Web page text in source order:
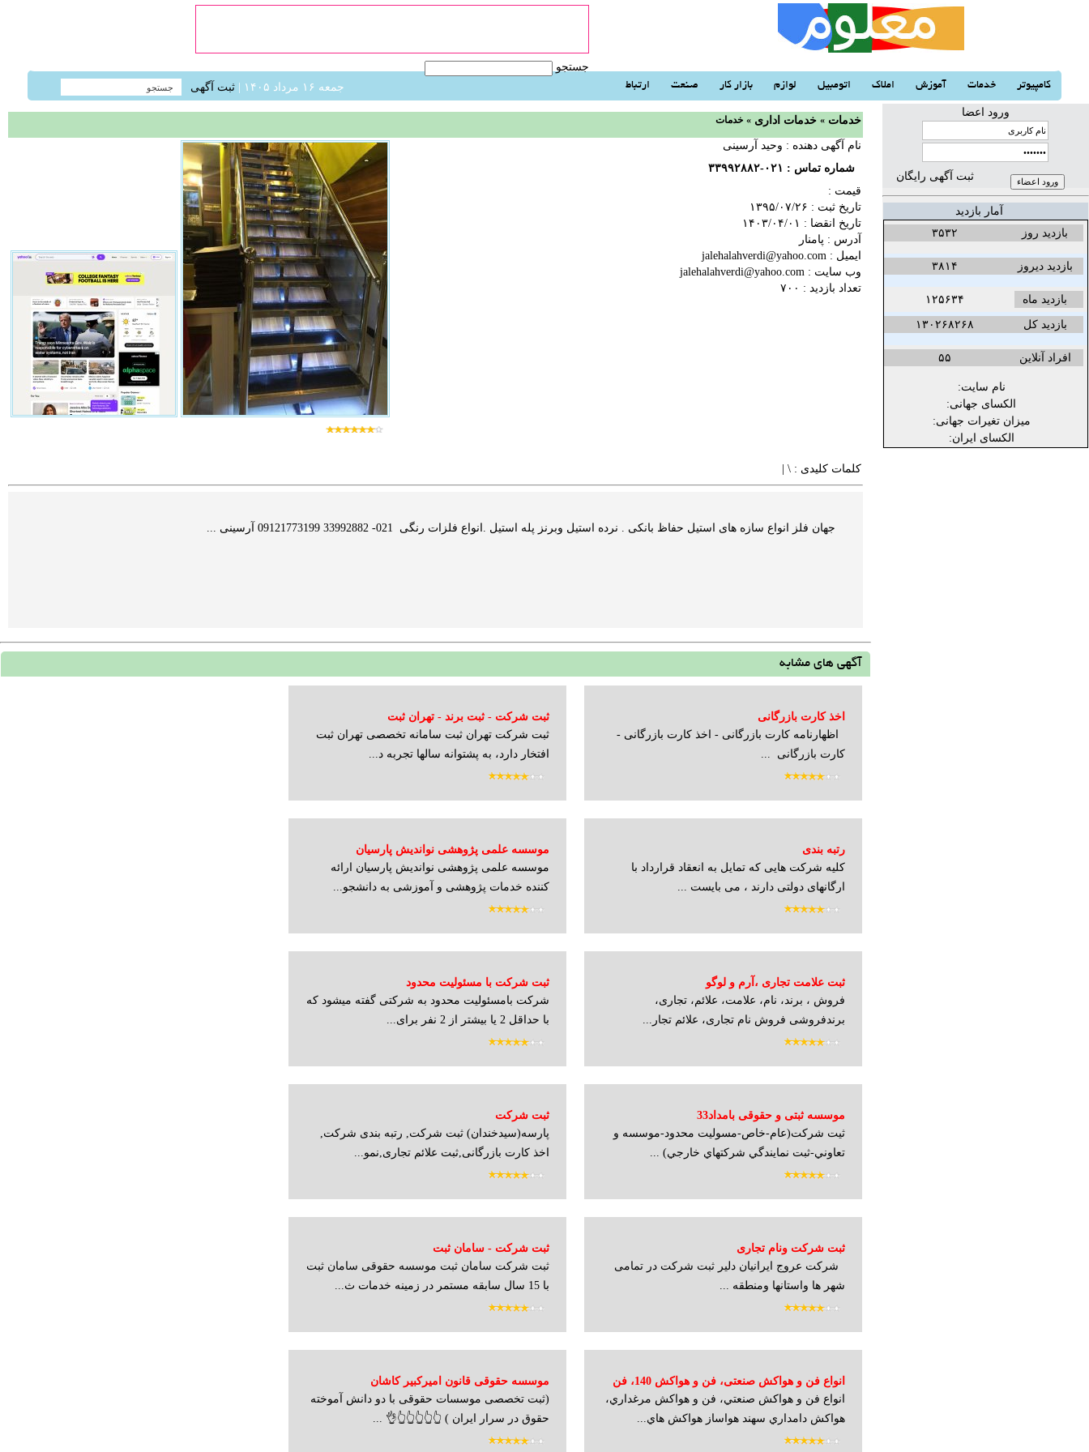
جمعه ۱۶ مرداد ۱۴۰۵ | ثبت آگهی
جستجو
کامپیوتر خدمات آموزش املاک اتومبیل لوازم بازار کار صنعت ارتباط
خدمات « خدمات اداری « خدمات
نام آگهی دهنده : وحید آرسینی
شماره تماس : ۰۲۱-۳۳۹۹۲۸۸۲
قیمت :
تاریخ ثبت : ۱۳۹۵/۰۷/۲۶‬
تاریخ انقضا : ۱۴۰۳/۰۴/۰۱‬
آدرس : پامنار
ایمیل : jalehalahverdi@yahoo.com
وب سایت : jalehalahverdi@yahoo.com
تعداد بازدید : ۷۰۰
کلمات کلیدی : \
| ‬
جهان فلز انواع سازه های استیل حفاظ بانکی . نرده استیل وبرنز پله استیل .انواع فلزات رنگی 021- 33992882 09121773199 آرسینی ...
آگهی های مشابه
اخذ کارت بازرگانی
اظهارنامه كارت بازرگانی - اخذ کارت بازرگانی -
کارت بازرگانی ...
ثبت شرکت - ثبت برند - تهران ثبت
ثبت شرکت تهران ثبت سامانه تخصصی تهران ثبت
افتخار دارد، به پشتوانه سالها تجربه د...
رتبه بندی
کلیه شرکت هایی که تمایل به انعقاد قرارداد با
ارگانهای دولتی دارند ، می بایست ...
موسسه علمی پژوهشی نواندیش پارسیان
موسسه علمی پژوهشی نواندیش پارسیان ارائه
کننده خدمات پژوهشی و آموزشی به دانشجو...
ثبت علامت تجاری ،آرم و لوگو
فروش ، برند، نام، علامت، علائم، تجاری،
برندفروشی فروش نام تجاری، علائم تجار...
ثبت شرکت با مسئولیت محدود
شرکت بامسئولیت محدود به شرکتی گفته میشود که
با حداقل 2 یا بیشتر از 2 نفر برای...
موسسه ثبتی و حقوقی بامداد33
ثيت شرکت(عام-خاص-مسوليت محدود-موسسه و
تعاوني-ثبت نمايندگي شرکتهاي خارجي) ...
ثبت شرکت
پارسه(سیدخندان) ثبت شرکت, رتبه بندی شرکت,
اخذ کارت بازرگانی,ثبت علائم تجاری,نمو...
ثبت شرکت ونام تجاری
شرکت عروج ایرانیان دلیر ثبت شرکت در تمامی
شهر ها واستانها ومنطقه ...
ثبت شرکت - سامان ثبت
ثبت شرکت سامان ثبت موسسه حقوقی سامان ثبت
با 15 سال سابقه مستمر در زمینه خدمات ث...
انواع فن و هواکش صنعتی، فن و هواکش 140، فن
سیرکوله، هواکش دامداری و مرغداری
انواع فن و هواكش صنعتي، فن و هواكش مرغداري،
هواكش دامداري سهند هواساز هواكش هاي...
موسسه حقوقی قانون امیرکبیر کاشان
(ثبت تخصصی موسسات حقوقی با دو دانش آموخته
حقوق در سرار ایران ) 👆👆👆👆👆👌 ...
ورود اعضا
ثبت آگهی رایگان
آمار بازدید
بازدید روز
۳۵۳۲
بازدید دیروز ۳۸۱۴
بازدید ماه ۱۲۵۶۳۴
بازدید کل ۱۳۰۲۶۸۲۶۸
افراد آنلاین ۵۵
نام سایت:
الکسای جهانی:
میزان تغیرات جهانی:
الکسای ایران: